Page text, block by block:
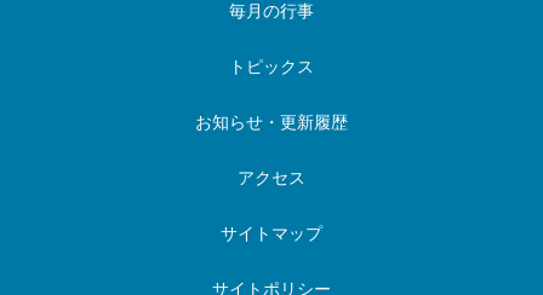
毎月の行事
トピックス
お知らせ・更新履歴
アクセス
サイトマップ
サイトポリシー